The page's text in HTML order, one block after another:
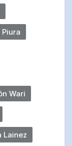
Piura
Wari
Lainez